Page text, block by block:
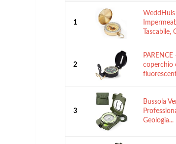
1
WeddHuis
Tascabile,
2
coperchio
3
Bussola
Geologia...